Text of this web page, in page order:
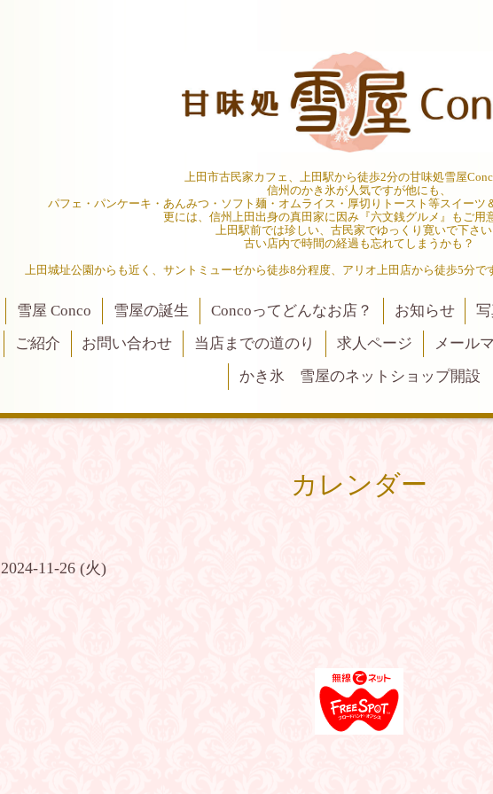
上田市古民家カフェ、上田駅から徒歩2分の甘味処雪屋
信州のかき氷が人気ですが他にも、
パフェ・パンケーキ・あんみつ・ソフト麺・オムライス・厚切りトースト等スイーツ
更には、信州上田出身の真田家に因み『六文銭グルメ』もご用
上田駅前では珍しい、古民家でゆっくり寛いで下さい
古い店内で時間の経過も忘れてしまうかも？
上田城址公園からも近く、サントミューゼから徒歩8分程度、アリオ上田店から徒歩5分
雪屋 Conco 雪屋の誕生 Concoってどんなお店？ お知らせ
ご紹介
お問い合わせ 当店までの道のり 求人ページ メール
かき氷 雪屋のネットショップ開設
カレンダー
2024-11-26 (火)